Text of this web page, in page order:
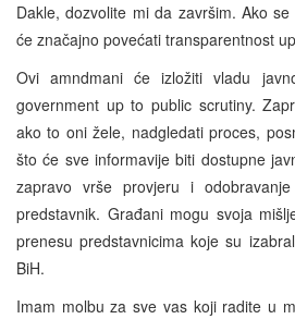
Dakle, dozvolite mi da završim. Ako
će značajno povećati transparentnost
Ovi amndmani će izložiti vladu
government up to public scrutiny.
ako to oni žele, nadgledati proces,
što će sve informavije biti dostupne
zapravo vrše provjeru i
predstavnik. Građani mogu svoja
prenesu predstavnicima koje su
BiH.
Imam molbu za sve vas koji radite u